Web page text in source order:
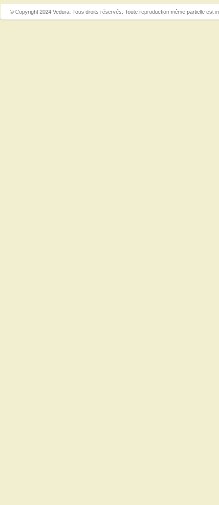
© Copyright 2024 Vedura. Tous droits réservés. Toute reproduction même partielle est